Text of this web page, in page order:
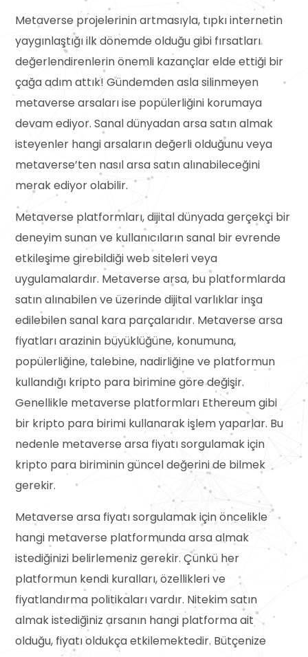
Metaverse projelerinin artmasıyla, tıpkı internetin
yaygınlaştığı ilk dönemde olduğu gibi fırsatları
değerlendirenlerin önemli kazançlar elde ettiği bir
çağa adım attık! Gündemden asla silinmeyen
metaverse arsaları ise popülerliğini korumaya
devam ediyor. Sanal dünyadan arsa satın almak
isteyenler hangi arsaların değerli olduğunu veya
metaverse’ten nasıl arsa satın alınabileceğini
merak ediyor olabilir.
Metaverse platformları, dijital dünyada gerçekçi bir
deneyim sunan ve kullanıcıların sanal bir evrende
etkileşime girebildiği web siteleri veya
uygulamalardır. Metaverse arsa, bu platformlarda
satın alınabilen ve üzerinde dijital varlıklar inşa
edilebilen sanal kara parçalarıdır. Metaverse arsa
fiyatları arazinin büyüklüğüne, konumuna,
popülerliğine, talebine, nadirliğine ve platformun
kullandığı kripto para birimine göre değişir.
Genellikle metaverse platformları Ethereum gibi
bir kripto para birimi kullanarak işlem yaparlar. Bu
nedenle metaverse arsa fiyatı sorgulamak için
kripto para biriminin güncel değerini de bilmek
gerekir.
Metaverse arsa fiyatı sorgulamak için öncelikle
hangi metaverse platformunda arsa almak
istediğinizi belirlemeniz gerekir. Çünkü her
platformun kendi kuralları, özellikleri ve
fiyatlandırma politikaları vardır. Nitekim satın
almak istediğiniz arsanın hangi platforma ait
olduğu, fiyatı oldukça etkilemektedir. Bütçenize